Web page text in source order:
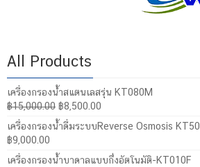
All Products
เครื่องกรองน้ำสแตนเลสรุ่น KT080M
฿15,000.00 Original
price
was:
฿8,500.00
is:
เครื่องกรองน้ำดื่มระบบReverse Osmosis KT50
฿9,000.00
เครื่องกรองน้ำบาดาลแบบกึ่งอัตโนมัติ-KT010F